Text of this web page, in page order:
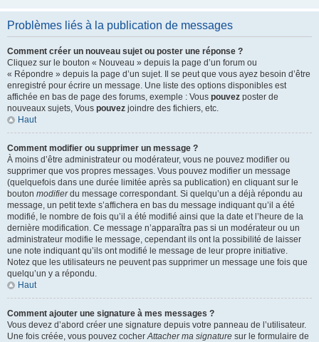
Problèmes liés à la publication de messages
Comment créer un nouveau sujet ou poster une réponse ?
Cliquez sur le bouton « Nouveau » depuis la page d’un forum ou
« Répondre » depuis la page d’un sujet. Il se peut que vous ayez besoin d’être
enregistré pour écrire un message. Une liste des options disponibles est
affichée en bas de page des forums, exemple : Vous pouvez poster de
nouveaux sujets, Vous pouvez joindre des fichiers, etc.
Haut
Comment modifier ou supprimer un message ?
À moins d’être administrateur ou modérateur, vous ne pouvez modifier ou
supprimer que vos propres messages. Vous pouvez modifier un message
(quelquefois dans une durée limitée après sa publication) en cliquant sur le
bouton modifierdu message correspondant. Si quelqu’un a déjà répondu au
message, un petit texte s’affichera en bas du message indiquant qu’il a été
modifié, le nombre de fois qu’il a été modifié ainsi que la date et l’heure de la
dernière modification. Ce message n’apparaîtra pas si un modérateur ou un
administrateur modifie le message, cependant ils ont la possibilité de laisser
une note indiquant qu’ils ont modifié le message de leur propre initiative.
Notez que les utilisateurs ne peuvent pas supprimer un message une fois que
quelqu’un y a répondu.
Haut
Comment ajouter une signature à mes messages ?
Vous devez d’abord créer une signature depuis votre panneau de l’utilisateur.
Une fois créée, vous pouvez cocherAttacher ma signature sur le formulaire de